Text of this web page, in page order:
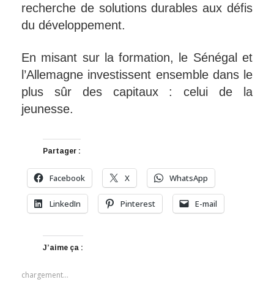
recherche de solutions durables aux défis
du développement.
En misant sur la formation, le Sénégal et
l’Allemagne investissent ensemble dans le
plus sûr des capitaux : celui de la
jeunesse.
Partager :
Facebook X WhatsApp
LinkedIn Pinterest E-mail
J’aime ça :
chargement…